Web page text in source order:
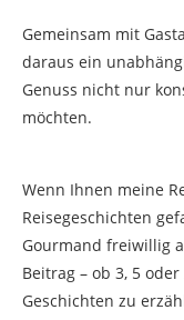
Gemeinsam mit
daraus ein
Genuss nicht nur
möchten.
Wenn Ihnen meine
Reisegeschichten
Gourmand freiwillig
Beitrag – ob 3, 5
Geschichten zu